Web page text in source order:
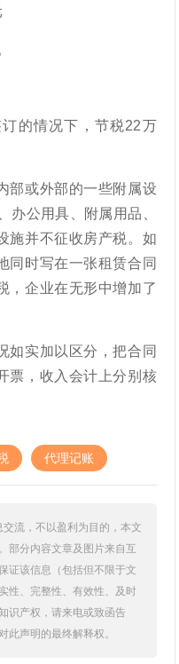
订的情况下，节税22万
部或外部的一些附属设
办公用具、附属用品、
施并不征收房产税。如
同时写在一张租赁合同
，企业在无形中增加了
如实加以区分，把合同
票，收入会计上分别核
代理记账
流，不以盈利为目的，本文
部分内容文章及图片来自互
证该信息（包括但不限于文
性、完整性、有效性、及时
识产权，请来电或致函告
此声明的最终解释权。